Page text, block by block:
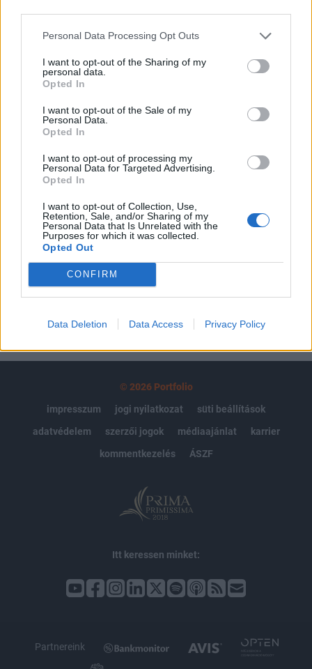
Personal Data Processing Opt Outs
I want to opt-out of the Sharing of my
personal data.
Opted In
I want to opt-out of the Sale of my
Personal Data.
Opted In
I want to opt-out of processing my
Personal Data for Targeted Advertising.
Opted In
I want to opt-out of Collection, Use,
Retention, Sale, and/or Sharing of my
Personal Data that Is Unrelated with the
Purposes for which it was collected.
Opted Out
CONFIRM
Data Deletion Data Access Privacy Policy
KEDVES OLVASÓNK!
A keresett cikk a portfolio.hu hírarchívumához
regisztrációhoz kötött.
Az előfizetés a következőket tartalmazza:
Portfolio.hu teljes cikkarchívum
Kötéslisták: BÉT elmúlt 2 év napon belüli
Előfizetés
MÁR ELŐFIZETŐNK VAGY?
© 2026 Portfolio
impresszum
jogi nyilatkozat
süti beállítások
adatvédelem
szerzői jogok médiaajánlat
karrier
kommentkezelés
ÁSZF
Itt keressen minket:
Partnereink